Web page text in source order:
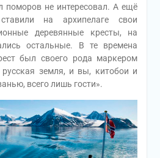
поморов не интересовал. А ещё
на архипелаге свои
деревянные кресты, на
остальные. В те времена
был своего рода маркером
земля, и вы, китобои и
всего лишь гости».